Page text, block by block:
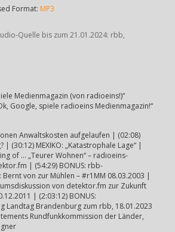
Format: MP3
Quelle bis zum 21.01.2024: rbb,
Medienmagazin (von radioeins!)“
Google, spiele radioeins Medienmagazin!“
Anwaltskosten aufgelaufen | (02:08)
| (30:12) MEXIKO: „Katastrophale Lage“ |
of … „Teurer Wohnen“ – radioeins-
| (54:29) BONUS: rbb-
von zur Mühlen – #r1MM 08.03.2003 |
von detektor.fm zur Zukunft
| (2:03:12) BONUS:
Landtag Brandenburg zum rbb, 18.01.2023
Rundfunkkommission der Länder,